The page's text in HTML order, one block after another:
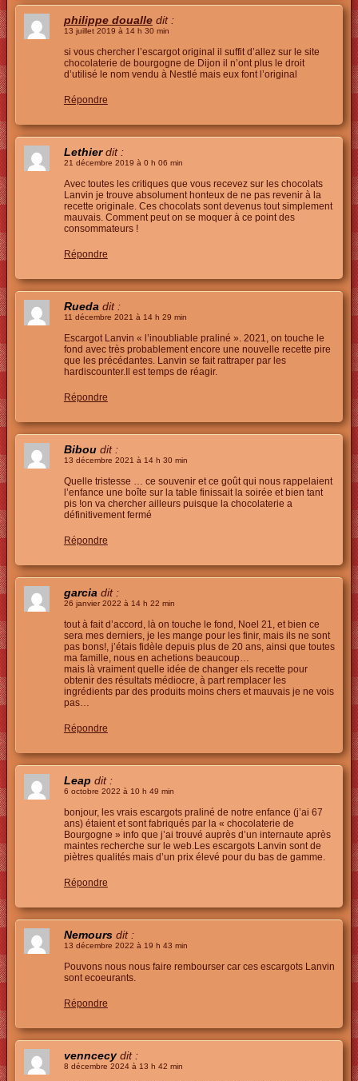
philippe doualle dit :
13 juillet 2019 à 14 h 30 min
si vous chercher l’escargot original il suffit d’allez sur le site
chocolaterie de bourgogne de Dijon il n’ont plus le droit
d’utilisé le nom vendu à Nestlé mais eux font l’original
Répondre
Lethier dit :
21 décembre 2019 à 0 h 06 min
Avec toutes les critiques que vous recevez sur les chocolats
Lanvin je trouve absolument honteux de ne pas revenir à la
recette originale. Ces chocolats sont devenus tout simplement
mauvais. Comment peut on se moquer à ce point des
consommateurs !
Répondre
Rueda dit :
11 décembre 2021 à 14 h 29 min
Escargot Lanvin « l’inoubliable praliné ». 2021, on touche le
fond avec très probablement encore une nouvelle recette pire
que les précédantes. Lanvin se fait rattraper par les
hardiscounter.Il est temps de réagir.
Répondre
Bibou dit :
13 décembre 2021 à 14 h 30 min
Quelle tristesse … ce souvenir et ce goût qui nous rappelaient
l’enfance une boîte sur la table finissait la soirée et bien tant
pis !on va chercher ailleurs puisque la chocolaterie a
définitivement fermé
Répondre
garcia dit :
26 janvier 2022 à 14 h 22 min
tout à fait d’accord, là on touche le fond, Noel 21, et bien ce
sera mes derniers, je les mange pour les finir, mais ils ne sont
pas bons!, j’étais fidèle depuis plus de 20 ans, ainsi que toutes
ma famille, nous en achetions beaucoup…
mais là vraiment quelle idée de changer els recette pour
obtenir des résultats médiocre, à part remplacer les
ingrédients par des produits moins chers et mauvais je ne vois
pas…
Répondre
Leap dit :
6 octobre 2022 à 10 h 49 min
bonjour, les vrais escargots praliné de notre enfance (j’ai 67
ans) étaient et sont fabriqués par la « chocolaterie de
Bourgogne » info que j’ai trouvé auprès d’un internaute après
maintes recherche sur le web.Les escargots Lanvin sont de
piètres qualités mais d’un prix élevé pour du bas de gamme.
Répondre
Nemours dit :
13 décembre 2022 à 19 h 43 min
Pouvons nous nous faire rembourser car ces escargots Lanvin
sont ecoeurants.
Répondre
venncecy dit :
8 décembre 2024 à 13 h 42 min